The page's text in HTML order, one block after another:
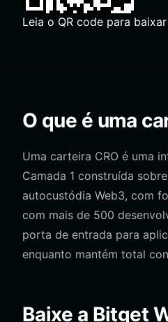
Leia o QR code para baixar
O que é uma
Uma carteira CRO é uma
Camada 1 construída
autocustódia Web3, com
com mais de 500
porta de entrada para
enquanto mantém total
Baixe a Bitget